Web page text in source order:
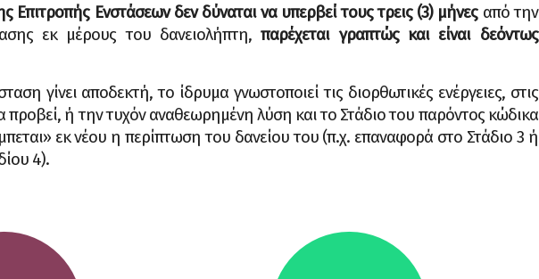
Επιτροπής Ενστάσεων δεν δύναται να υπερβεί τους τρεις (3) μήνεςαπό την
εκ μέρους του δανειολήπτη,παρέχεται γραπτώς και είναι δεόντως
αποδεκτή, το ίδρυμα γνωστοποιεί τις διορθωτικές ενέργειες, στις
προβεί, ή την τυχόν αναθεωρημένη λύση και το Στάδιο του παρόντος κώδικα
εκ νέου η περίπτωση του δανείου του (π.χ. επαναφορά στο Στάδιο 3 ή
4).